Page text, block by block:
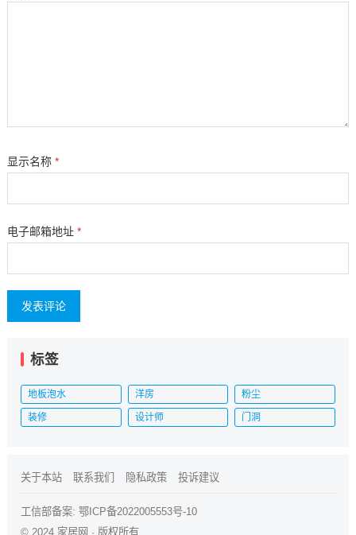
显示名称 *
电子邮箱地址 *
标签
地板泡水 洋房 粉尘
装修 设计师 门洞
关于本站 联系我们 隐私政策 投诉建议
工信部备案: 鄂ICP备2022005553号-10
© 2024 家居网 · 版权所有